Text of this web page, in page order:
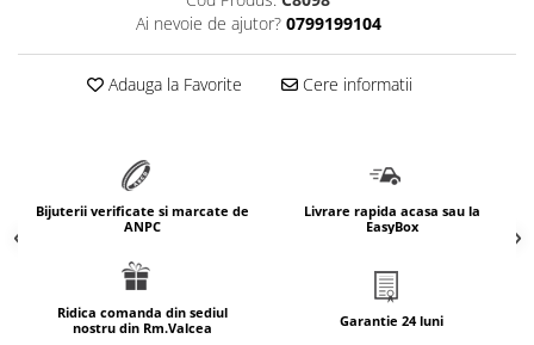
SETURI ARGINT
marime reglabila
marimea 53
marimea 56
Ai nevoie de ajutor? 0799199104
Adauga la Favorite Cere informatii
Bijuterii verificate si marcate de
ANPC
Livrare rapida acasa sau la
EasyBox
Ridica comanda din sediul
nostru din Rm.Valcea
Garantie 24 luni